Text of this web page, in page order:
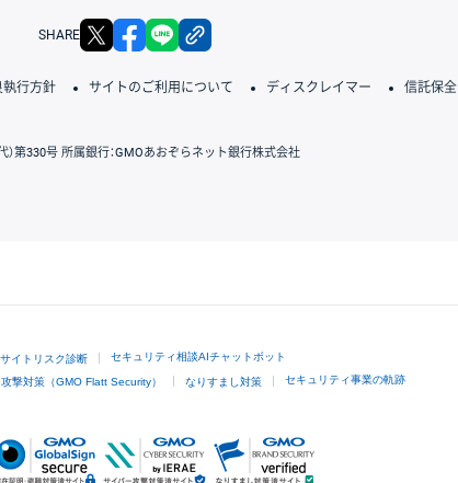
SHARE X facebook
執行方針 サイトのご利用について ディスクレイマー 信託保全
第330号 所属銀行：GMOあおぞらネット銀行株式会社
イトリスク診断 セキュリティ相談AIチャットボット
撃対策（GMO Flatt Security） なりすまし対策 セキュリティ事業の軌跡